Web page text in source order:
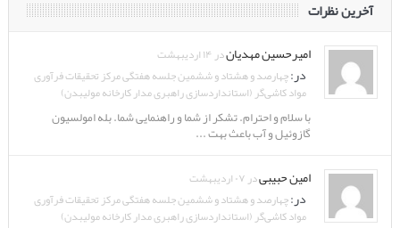
آخرین نظرات
امیرحسین مهدیاندر ۱۴ اردیبهشت
در:چهارصد و هشتاد و ششمین جلسه هفتگی مرکز تحقیقات فرآوری
مواد کاشی‌گر (استانداردسازی راهبری مدار کارخانه مولیبدن)
با سلام و احترام. تشکر از شما و راهنمایی شما. بله امولسیون
گازوئیل و آب باعث بهت ...
امین حبیبیدر ۰۷ اردیبهشت
در:چهارصد و هشتاد و ششمین جلسه هفتگی مرکز تحقیقات فرآوری
مواد کاشی‌گر (استانداردسازی راهبری مدار کارخانه مولیبدن)